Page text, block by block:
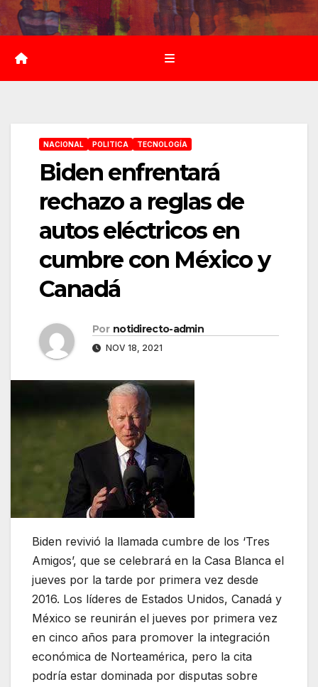
Saltar
al
contenido
NACIONAL POLITICA TECNOLOGÍA
Biden enfrentará
rechazo a reglas de
autos eléctricos en
cumbre con México y
Canadá
Por notidirecto-admin
NOV 18, 2021
Biden revivió la llamada cumbre de los ‘Tres
Amigos’, que se celebrará en la Casa Blanca el
jueves por la tarde por primera vez desde
2016. Los líderes de Estados Unidos, Canadá y
México se reunirán el jueves por primera vez
en cinco años para promover la integración
económica de Norteamérica, pero la cita
podría estar dominada por disputas sobre